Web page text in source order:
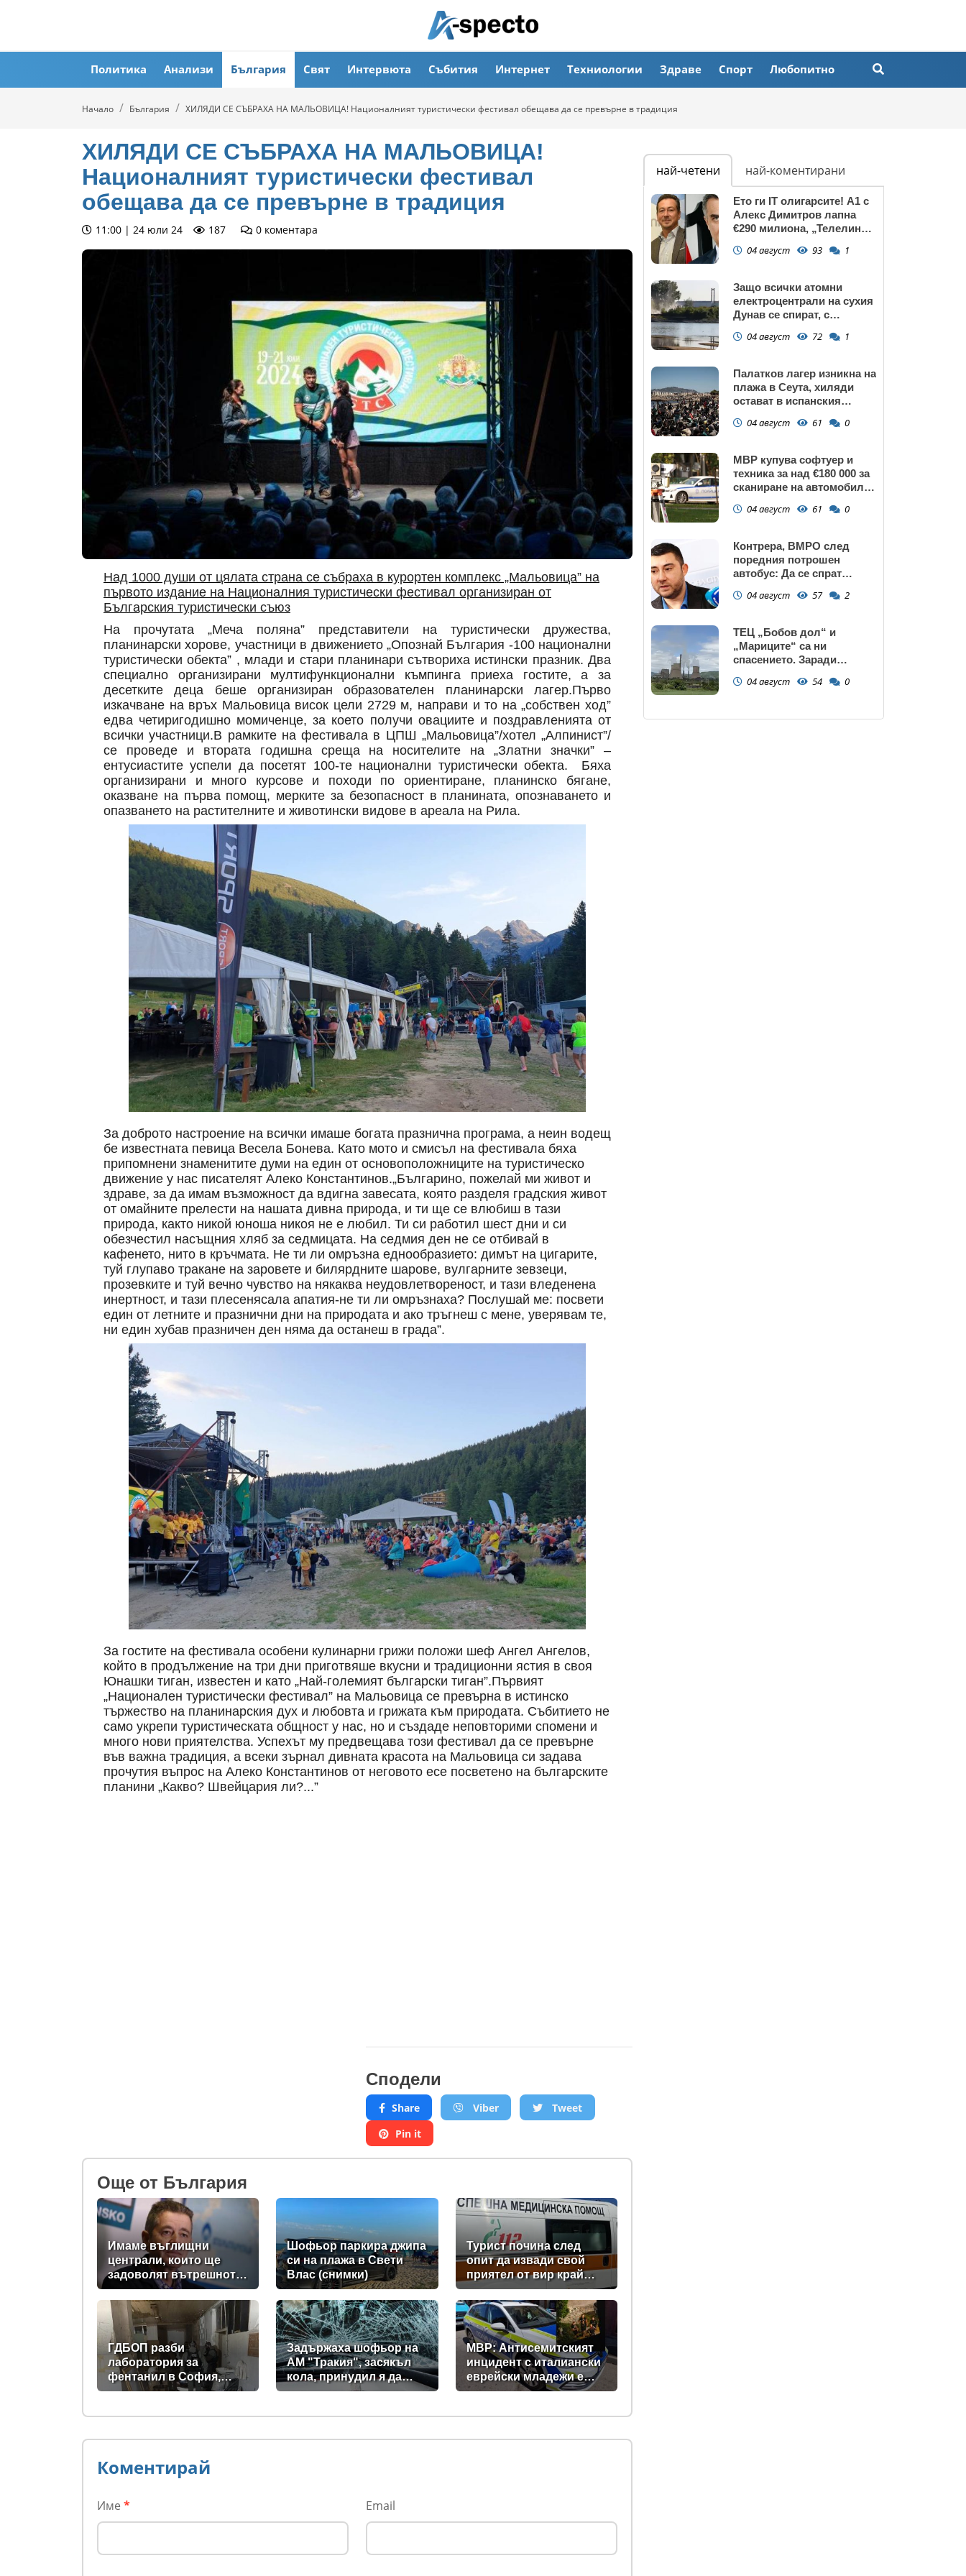
Политика Анализи България Свят Интервюта Събития Интернет Техниологии Здраве Спорт Любопитно
Начало България ХИЛЯДИ СЕ СЪБРАХА НА МАЛЬОВИЦА! Националният туристически фестивал обещава да се превърне в традиция
ХИЛЯДИ СЕ СЪБРАХА НА МАЛЬОВИЦА!
Националният туристически фестивал
обещава да се превърне в традиция
11:00 | 24 юли 24 187 0 коментара
Над 1000 души от цялата страна се събраха в курортен комплекс „Мальовица” на
първото издание на Националния туристически фестивал организиран от
Българския туристически съюз
На прочутата „Меча поляна” представители на туристически дружества,
планинарски хорове, участници в движението „Опознай България -100 национални
туристически обекта” , млади и стари планинари сътвориха истински празник. Два
специално организирани мултифункционални къмпинга приеха гостите, а за
десетките деца беше организиран образователен планинарски лагер.Първо
изкачване на връх Мальовица висок цели 2729 м, направи и то на „собствен ход”
едва четиригодишно момиченце, за което получи овациите и поздравленията от
всички участници.В рамките на фестивала в ЦПШ „Мальовица”/хотел „Алпинист”/
се проведе и втората годишна среща на носителите на „Златни значки” –
ентусиастите успели да посетят 100-те национални туристически обекта. Бяха
организирани и много курсове и походи по ориентиране, планинско бягане,
оказване на първа помощ, мерките за безопасност в планината, опознаването и
опазването на растителните и животински видове в ареала на Рила.
За доброто настроение на всички имаше богата празнична програма, а неин водещ
бе известната певица Весела Бонева. Като мото и смисъл на фестивала бяха
припомнени знаменитите думи на един от основоположниците на туристическо
движение у нас писателят Алеко Константинов.„Българино, пожелай ми живот и
здраве, за да имам възможност да вдигна завесата, която разделя градския живот
от омайните прелести на нашата дивна природа, и ти ще се влюбиш в тази
природа, както никой юноша никоя не е любил. Ти си работил шест дни и си
обезчестил насъщния хляб за седмицата. На седмия ден не се отбивай в
кафенето, нито в кръчмата. Не ти ли омръзна еднообразието: димът на цигарите,
туй глупаво тракане на заровете и билярдните шарове, вулгарните зевзеци,
прозевките и туй вечно чувство на някаква неудовлетвореност, и тази вледенена
инертност, и тази плесенясала апатия-не ти ли омръзнаха? Послушай ме: посвети
един от летните и празнични дни на природата и ако тръгнеш с мене, уверявам те,
ни един хубав празничен ден няма да останеш в града”.
За гостите на фестивала особени кулинарни грижи положи шеф Ангел Ангелов,
който в продължение на три дни приготвяше вкусни и традиционни ястия в своя
Юнашки тиган, известен и като „Най-големият български тиган”.Първият
„Национален туристически фестивал” на Мальовица се превърна в истинско
тържество на планинарския дух и любовта и грижата към природата. Събитието не
само укрепи туристическата общност у нас, но и създаде неповторими спомени и
много нови приятелства. Успехът му предвещава този фестивал да се превърне
във важна традиция, а всеки зърнал дивната красота на Мальовица си задава
прочутия въпрос на Алеко Константинов от неговото есе посветено на българските
планини „Какво? Швейцария ли?...”
Сподели
Share Viber
Tweet
Pin it
Oще от България
Имаме въглищни
централи, които ще
задоволят вътрешното
потребление на ток
Шофьор паркира джипа
си на плажа в Свети
Влас (снимки)
Турист почина след
опит да извади свой
приятел от вир край
Къпиновския манастир
ГДБОП разби
лаборатория за
фентанил в София,
произвеждала до 10 кг
(снимки)
Задържаха шофьор на
АМ "Тракия", засякъл
кола, принудил я да
спре и потрошил
МВР: Антисемитският
инцидент с италиански
еврейски младежи е
станал в Банско, а не в
Коментирай
Име * Email
най-четени най-коментирани
Ето ги IT олигарсите! А1 с
Алекс Димитров лапна
€290 милиона, „Телелинк”
млн. евро БЕЗ
04 август 93 1
Защо всички атомни
електроцентрали на сухия
Дунав се спират, с
"Козлодуй"?
04 август 72 1
Палатков лагер изникна на
плажа в Сеута, хиляди
остават в испанския
04 август 61 0
МВР купува софтуер и
техника за над €180 000 за
сканиране на автомобили
04 август 61 0
Контрера, ВМРО след
поредния потрошен
автобус: Да се спрат
махали и гета в София!
04 август 57 2
ТЕЦ „Бобов дол“ и
„Мариците“ са ни
спасението. Заради
Козлодуй може да спре
04 август 54 0